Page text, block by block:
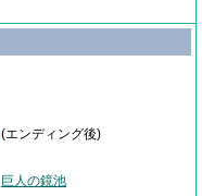
(エンディング後)
巨人の鏡池